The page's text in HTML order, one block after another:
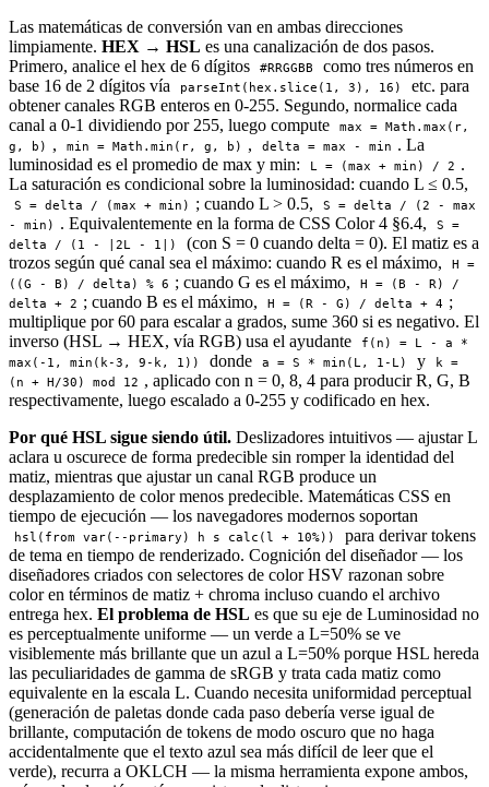
Las matemáticas de conversión van en ambas direcciones
limpiamente. HEX → HSL es una canalización de dos pasos.
Primero, analice el hex de 6 dígitos
#RRGGBB
como tres números en
base 16 de 2 dígitos vía
parseInt(hex.slice(1, 3), 16)
etc. para
obtener canales RGB enteros en 0-255. Segundo, normalice cada
canal a 0-1 dividiendo por 255, luego compute
max = Math.max(r,
g, b)
, min = Math.min(r, g, b) , delta = max - min . La
luminosidad es el promedio de max y min:
L = (max + min) / 2 .
La saturación es condicional sobre la luminosidad: cuando L ≤ 0.5,
S = delta / (max + min) ; cuando L > 0.5,
S = delta / (2 - max
- min)
. Equivalentemente en la forma de CSS Color 4 §6.4,
S =
delta / (1 - |2L - 1|)
(con S = 0 cuando delta = 0). El matiz es a
trozos según qué canal sea el máximo: cuando R es el máximo,
H =
((G - B) / delta) % 6 ; cuando G es el máximo,
H = (B - R) /
delta + 2 ; cuando B es el máximo, H = (R - G) / delta + 4 ;
multiplique por 60 para escalar a grados, sume 360 si es negativo. El
inverso (HSL → HEX, vía RGB) usa el ayudante
f(n) = L - a *
max(-1, min(k-3, 9-k, 1))
donde a = S * min(L, 1-L) y
k =
(n + H/30) mod 12 , aplicado con n = 0, 8, 4 para producir R, G, B
respectivamente, luego escalado a 0-255 y codificado en hex.
Por qué HSL sigue siendo útil. Deslizadores intuitivos — ajustar L
aclara u oscurece de forma predecible sin romper la identidad del
matiz, mientras que ajustar un canal RGB produce un
desplazamiento de color menos predecible. Matemáticas CSS en
tiempo de ejecución — los navegadores modernos soportan
hsl(from var(--primary) h s calc(l + 10%))
para derivar tokens
de tema en tiempo de renderizado. Cognición del diseñador — los
diseñadores criados con selectores de color HSV razonan sobre
color en términos de matiz + chroma incluso cuando el archivo
entrega hex. El problema de HSL es que su eje de Luminosidad no
es perceptualmente uniforme — un verde a L=50% se ve
visiblemente más brillante que un azul a L=50% porque HSL hereda
las peculiaridades de gamma de sRGB y trata cada matiz como
equivalente en la escala L. Cuando necesita uniformidad perceptual
(generación de paletas donde cada paso debería verse igual de
brillante, computación de tokens de modo oscuro que no haga
accidentalmente que el texto azul sea más difícil de leer que el
verde), recurra a OKLCH — la misma herramienta expone ambos,